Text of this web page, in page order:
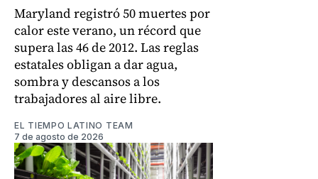
Maryland registró 50 muertes por
calor este verano, un récord que
supera las 46 de 2012. Las reglas
estatales obligan a dar agua,
sombra y descansos a los
trabajadores al aire libre.
EL TIEMPO LATINO TEAM
7 de agosto de 2026